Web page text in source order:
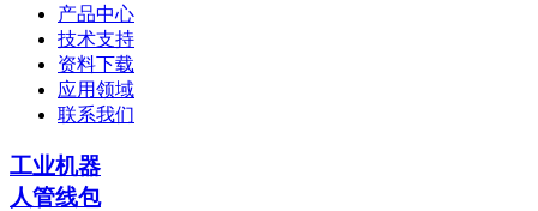
产品中心
技术支持
资料下载
应用领域
联系我们
工业机器
人管线包